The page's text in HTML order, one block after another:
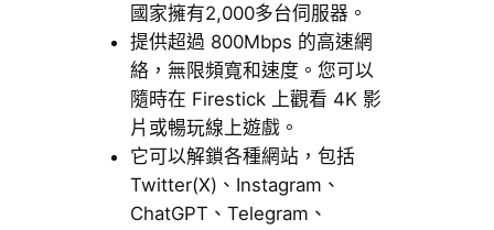
國家擁有2,000多台伺服器。
提供超過 800Mbps 的高速網
絡，無限頻寬和速度。您可以
隨時在 Firestick 上觀看 4K 影
片或暢玩線上遊戲。
它可以解鎖各種網站，包括
Twitter(X)、Instagram、
ChatGPT、Telegram、